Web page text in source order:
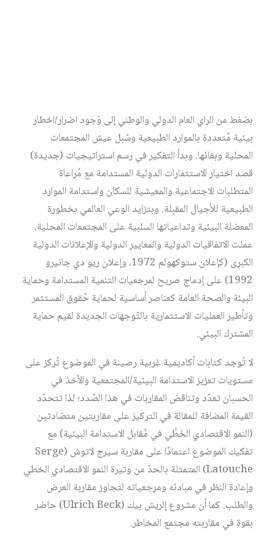
بضغط من الرأي العام الدولي والوطني إلى وُجُود أضرار/أخطار
بيئية مُتعددة بالموارد الطبيعية وسُبل عيش المجتمعات
المحلية وبقائها. وبدأ التفكير في رسم استراتيجيات (جديدة)
قصد اختيار الاستثمارات الدولية المستدامة مع مُراعاة
المتطلبات الاجتماعية والمعيشية للسكان واستدامة الموارد
الطبيعية للأجيال المقبلة. وبتزايد الوعي العالمي بخطورة
المعضلة البيئية وتداعياتها السلبية على المجتمعات المحلية،
عملت الاتفاقيات الدولية والمعايير الدولية والإعلانات الدولية
الكبرى (كإعلان ستوكهولم 1972، وإعلان ريو دي جانيرو
1992) على إدماج صريح لمرجعيات التنمية المستدامة وحماية
البيئة والصحة العامة كعناصر أساسية لحماية حُقوق المستثمر
وتأطير العمليات الاستثمارية بالتّوجهات الجديدة لقيم حماية
المشترك البيئي.
لا تُوجد كتابات أكاديمية غربية رصينة في الموضوع تُركز على
مستويات تعزيز الاستدامة البيئية/المجتمعية والأخذ في
الحسبان تعدّد وتناقض المقاربات في هذا الصّدد؛ لذا تتحدّد
القيمة المضافة للمقالة في التركيز على مقاربتين متضادتين
(النمو الاقتصادي الخَطّي في مُقابل الاستدامة البيئية) مع
تفكيك الموضوع اعتمادًا على مقاربة سيرج لاتوش (Serge
Latouche) المتمثلة بالحدّ من وتيرة النمو الاقتصادي الخطي
وإعادة النظر في مبادئه ومرجعياته لتجاوز مقاربة العرض
والطلب. كما أن مشروع إلريش بيك (Ulrich Beck) حاضر
بقوة في مقاربته مجتمع المخاطر.